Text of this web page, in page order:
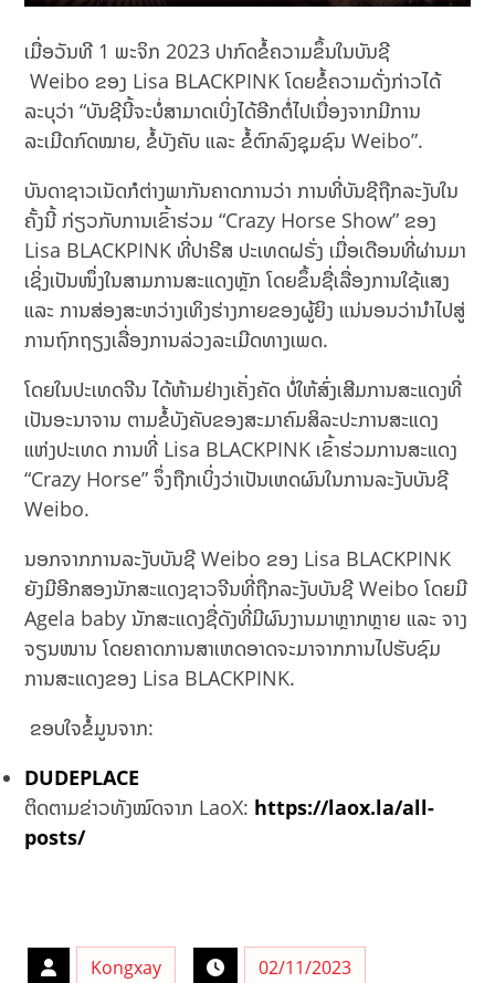
ເມື່ອວັນທີ 1 ພະຈິກ 2023 ປາກົດຂໍ້ຄວາມຂຶ້ນໃນບັນຊີ
Weibo ຂອງ Lisa BLACKPINK ໂດຍຂໍ້ຄວາມດັ່ງກ່າວໄດ້
ລະບຸວ່າ “ບັນຊີນີ້ຈະບໍ່ສາມາດເບິ່ງໄດ້ອີກຕໍ່ໄປເນື່ອງຈາກມີການ
ລະເມີດກົດໝາຍ, ຂໍ້ບັງຄັບ ແລະ ຂໍ້ຕົກລົງຊຸມຊົນ Weibo”.
ບັນດາຊາວເນັດກໍຕ່າງພາກັນຄາດການວ່າ ການທີ່ບັນຊີຖືກລະງັບໃນ
ຄັ້ງນີ້ ກ່ຽວກັບການເຂົ້າຮ່ວມ “Crazy Horse Show” ຂອງ
Lisa BLACKPINK ທີ່ປາຣີສ ປະເທດຝຣັ່ງ ເມື່ອເດືອນທີ່ຜ່ານມາ
ເຊິ່ງເປັນໜຶ່ງໃນສາມການສະແດງຫຼັກ ໂດຍຂຶ້ນຊື່ເລື່ອງການໃຊ້ແສງ
ແລະ ການສ່ອງສະຫວ່າງເທິງຮ່າງກາຍຂອງຜູ້ຍິງ ແນ່ນອນວ່ານຳໄປສູ່
ການຖົກຖຽງເລື່ອງການລ່ວງລະເມີດທາງເພດ.
ໂດຍໃນປະເທດຈີນ ໄດ້ຫ້າມຢ່າງເຄັ່ງຄັດ ບໍ່ໃຫ້ສົ່ງເສີມການສະແດງທີ່
ເປັນອະນາຈານ ຕາມຂໍ້ບັງຄັບຂອງສະມາຄົມສິລະປະການສະແດງ
ແຫ່ງປະເທດ ການທີ່ Lisa BLACKPINK ເຂົ້າຮ່ວມການສະແດງ
“Crazy Horse” ຈຶ່ງຖືກເບິ່ງວ່າເປັນເຫດຜົນໃນການລະງັບບັນຊີ
Weibo.
ນອກຈາກການລະງັບບັນຊີ Weibo ຂອງ Lisa BLACKPINK
ຍັງມີອີກສອງນັກສະແດງຊາວຈີນທີ່ຖືກລະງັບບັນຊີ Weibo ໂດຍມີ
Agela baby ນັກສະແດງຊື່ດັງທີ່ມີຜົນງານມາຫຼາກຫຼາຍ ແລະ ຈາງ
ຈຽນໜານ ໂດຍຄາດການສາເຫດອາດຈະມາຈາກການໄປຮັບຊົມ
ການສະແດງຂອງ Lisa BLACKPINK.
ຂອບໃຈຂໍ້ມູນຈາກ:
DUDEPLACE
ຕິດຕາມຂ່າວທັງໝົດຈາກ LaoX: https://laox.la/all-
posts/
Kongxay 02/11/2023